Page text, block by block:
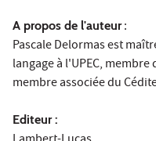
A propos de l'auteur:
Pascale Delormas est
langage à l'UPEC, membre
membre associée du
Editeur :